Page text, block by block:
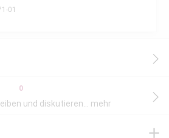
01
0
und diskutieren... mehr